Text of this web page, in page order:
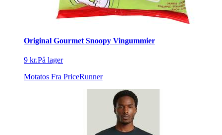
Original Gourmet Snoopy Vingummier
9 kr.På lager
Motatos Fra PriceRunner